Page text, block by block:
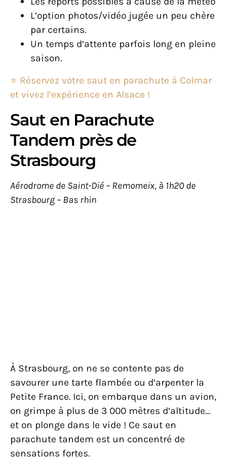
L’option photos/vidéo jugée un peu chère
par certains.
Un temps d’attente parfois long en pleine
saison.
⭐ Réservez votre saut en parachute à Colmar
et vivez l’expérience en Alsace !
Saut en Parachute
Tandem près de
Strasbourg
Aérodrome de Saint-Dié – Remomeix, à 1h20 de
Strasbourg – Bas rhin
À Strasbourg, on ne se contente pas de
savourer une tarte flambée ou d’arpenter la
Petite France. Ici, on embarque dans un avion,
on grimpe à plus de 3 000 mètres d’altitude…
et on plonge dans le vide ! Ce saut en
parachute tandem est un concentré de
sensations fortes.